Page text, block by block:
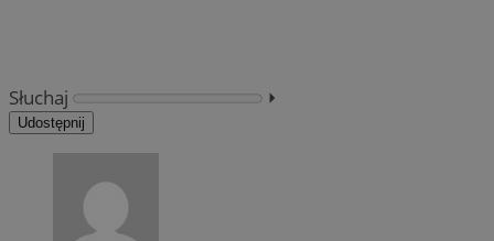
Słuchaj ⏵︎
Udostępnij